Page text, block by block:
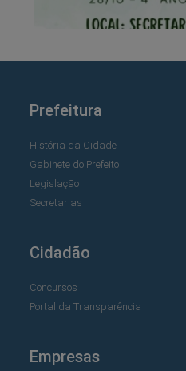
Prefeitura
História da Cidade
Gabinete do Prefeito
Legislação
Secretarias
Cidadão
Concursos
Portal da Transparência
Empresas